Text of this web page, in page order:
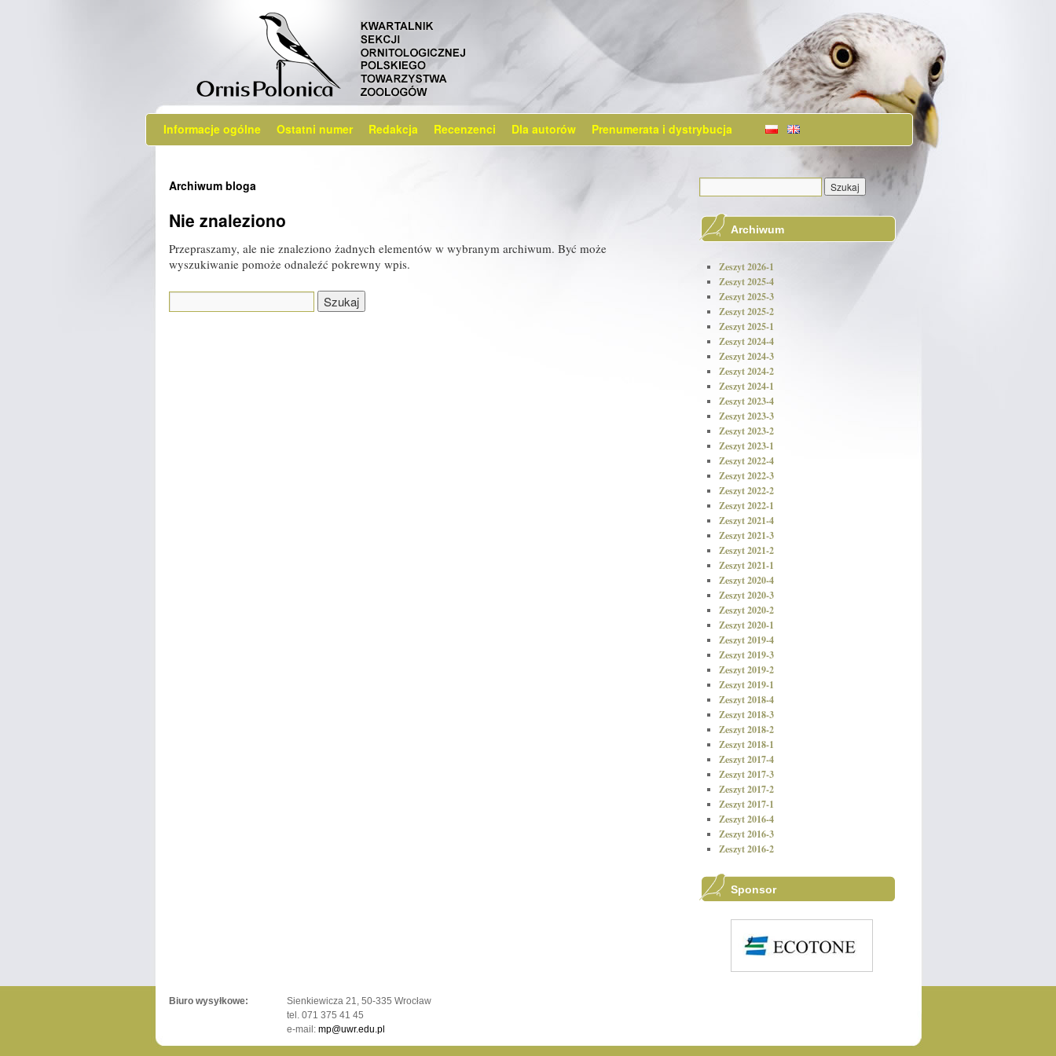
Informacje ogólne Ostatni numer Redakcja Recenzenci Dla autorów Prenumerata i dystrybucja
Archiwum bloga
Nie znaleziono
Przepraszamy, ale nie znaleziono żadnych elementów w wybranym archiwum. Być może
wyszukiwanie pomoże odnaleźć pokrewny wpis.
Archiwum
Zeszyt 2026-1
Zeszyt 2025-4
Zeszyt 2025-3
Zeszyt 2025-2
Zeszyt 2025-1
Zeszyt 2024-4
Zeszyt 2024-3
Zeszyt 2024-2
Zeszyt 2024-1
Zeszyt 2023-4
Zeszyt 2023-3
Zeszyt 2023-2
Zeszyt 2023-1
Zeszyt 2022-4
Zeszyt 2022-3
Zeszyt 2022-2
Zeszyt 2022-1
Zeszyt 2021-4
Zeszyt 2021-3
Zeszyt 2021-2
Zeszyt 2021-1
Zeszyt 2020-4
Zeszyt 2020-3
Zeszyt 2020-2
Zeszyt 2020-1
Zeszyt 2019-4
Zeszyt 2019-3
Zeszyt 2019-2
Zeszyt 2019-1
Zeszyt 2018-4
Zeszyt 2018-3
Zeszyt 2018-2
Zeszyt 2018-1
Zeszyt 2017-4
Zeszyt 2017-3
Zeszyt 2017-2
Zeszyt 2017-1
Zeszyt 2016-4
Zeszyt 2016-3
Zeszyt 2016-2
Sponsor
Biuro wysyłkowe:
Sienkiewicza 21, 50-335 Wrocław
tel. 071 375 41 45
e-mail: mp@uwr.edu.pl